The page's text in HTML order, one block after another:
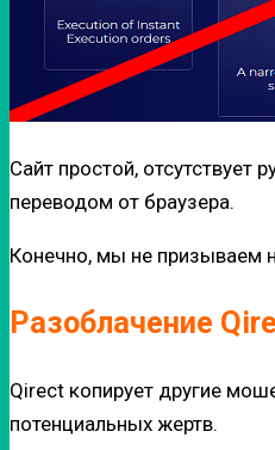
Сайт простой, отсутствует
переводом от браузера.
Конечно, мы не призываем
Разоблачение
Qirect копирует другие
потенциальных жертв.